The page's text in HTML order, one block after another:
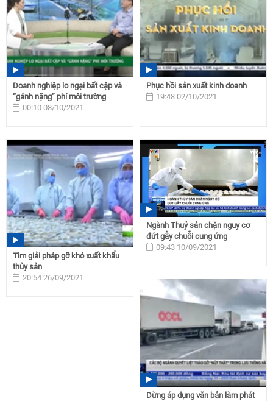
Doanh nghiệp lo ngại bất cập và
“gánh nặng” phí môi trường
00:10 08/10/2021
Phục hồi sản xuất kinh doanh
19:48 02/10/2021
Tìm giải pháp gỡ khó xuất khẩu
thủy sản
20:54 26/09/2021
Ngành Thuỷ sản chặn nguy cơ
đứt gẫy chuỗi cung ứng
09:43 10/09/2021
Dừng áp dụng văn bản làm phát